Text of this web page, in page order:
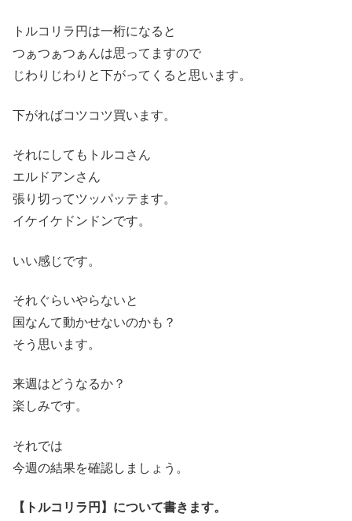
トルコリラ円は一桁になると
つぁつぁつぁんは思ってますので
じわりじわりと下がってくると思います。
下がればコツコツ買います。
それにしてもトルコさん
エルドアンさん
張り切ってツッパッテます。
イケイケドンドンです。
いい感じです。
それぐらいやらないと
国なんて動かせないのかも？
そう思います。
来週はどうなるか？
楽しみです。
それでは
今週の結果を確認しましょう。
【トルコリラ円】について書きます。